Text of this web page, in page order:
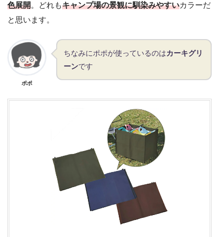
色展開。どれもキャンプ場の景観に馴染みやすいカラーだ
と思います。
ポポ
ちなみにポポが使っているのはカーキグリ
ーンです